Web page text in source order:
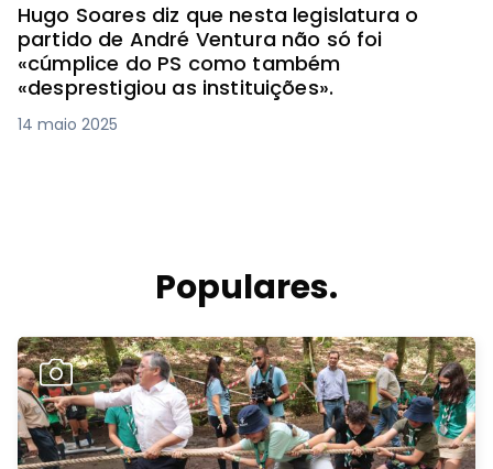
Hugo Soares diz que nesta legislatura o
partido de André Ventura não só foi
«cúmplice do PS como também
«desprestigiou as instituições».
14 maio 2025
Populares.